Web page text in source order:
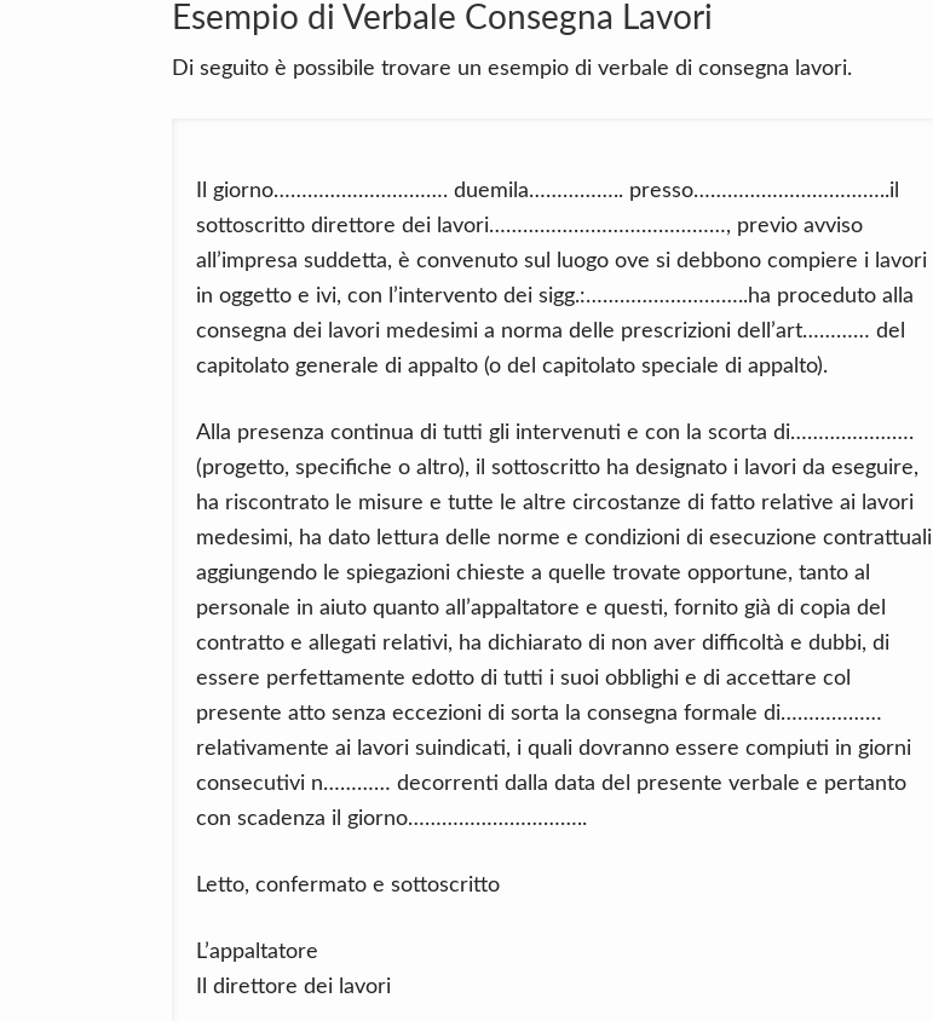
Esempio di Verbale Consegna Lavori
Di seguito è possibile trovare un esempio di verbale di consegna lavori.
Il giorno…………………………. duemila…………….. presso……………………………..il
sottoscritto direttore dei lavori……………………………………, previo avviso
all’impresa suddetta, è convenuto sul luogo ove si debbono compiere i lavori
in oggetto e ivi, con l’intervento dei sigg.:………………………..ha proceduto alla
consegna dei lavori medesimi a norma delle prescrizioni dell’art………… del
capitolato generale di appalto (o del capitolato speciale di appalto).
Alla presenza continua di tutti gli intervenuti e con la scorta di………………….
(progetto, specifiche o altro), il sottoscritto ha designato i lavori da eseguire,
ha riscontrato le misure e tutte le altre circostanze di fatto relative ai lavori
medesimi, ha dato lettura delle norme e condizioni di esecuzione contrattuali
aggiungendo le spiegazioni chieste a quelle trovate opportune, tanto al
personale in aiuto quanto all’appaltatore e questi, fornito già di copia del
contratto e allegati relativi, ha dichiarato di non aver difficoltà e dubbi, di
essere perfettamente edotto di tutti i suoi obblighi e di accettare col
presente atto senza eccezioni di sorta la consegna formale di………………
relativamente ai lavori suindicati, i quali dovranno essere compiuti in giorni
consecutivi n………… decorrenti dalla data del presente verbale e pertanto
con scadenza il giorno…………………………..
Letto, confermato e sottoscritto
L’appaltatore
Il direttore dei lavori